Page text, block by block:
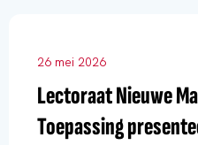
26 mei 2026
Lectoraat Nieuwe
Toepassing